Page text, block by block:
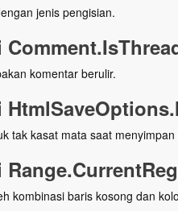
jenis pengisian.
komentar berulir.
tak kasat mata saat menyimpan
kombinasi baris kosong dan